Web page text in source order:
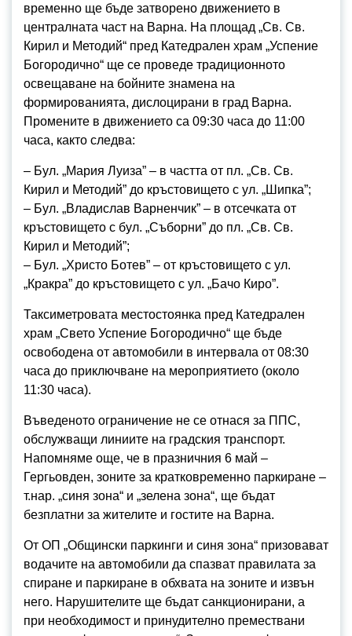
временно ще бъде затворено движението в
централната част на Варна. На площад „Св. Св.
Кирил и Методий“ пред Катедрален храм „Успение
Богородично“ ще се проведе традиционното
освещаване на бойните знамена на
формированията, дислоцирани в град Варна.
Промените в движението са 09:30 часа до 11:00
часа, както следва:
– Бул. „Мария Луиза” – в частта от пл. „Св. Св.
Кирил и Методий” до кръстовището с ул. „Шипка”;
– Бул. „Владислав Варненчик” – в отсечката от
кръстовището с бул. „Съборни” до пл. „Св. Св.
Кирил и Методий”;
– Бул. „Христо Ботев” – от кръстовището с ул.
„Кракра” до кръстовището с ул. „Бачо Киро”.
Таксиметровата местостоянка пред Катедрален
храм „Свето Успение Богородично“ ще бъде
освободена от автомобили в интервала от 08:30
часа до приключване на мероприятието (около
11:30 часа).
Въведеното ограничение не се отнася за ППС,
обслужващи линиите на градския транспорт.
Напомняме още, че в празничния 6 май –
Гергьовден, зоните за кратковременно паркиране –
т.нар. „синя зона“ и „зелена зона“, ще бъдат
безплатни за жителите и гостите на Варна.
От ОП „Общински паркинги и синя зона“ призовават
водачите на автомобили да спазват правилата за
спиране и паркиране в обхвата на зоните и извън
него. Нарушителите ще бъдат санкционирани, а
при необходимост и принудително премествани